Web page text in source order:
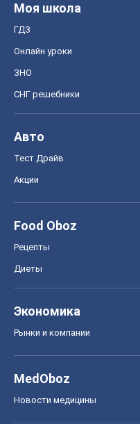
Моя школа
ГДЗ
Онлайн уроки
ЗНО
СНГ решебники
Авто
Тест Драйв
Акции
Food Oboz
Рецепты
Диеты
Экономика
Рынки и компании
MedOboz
Новости медицины